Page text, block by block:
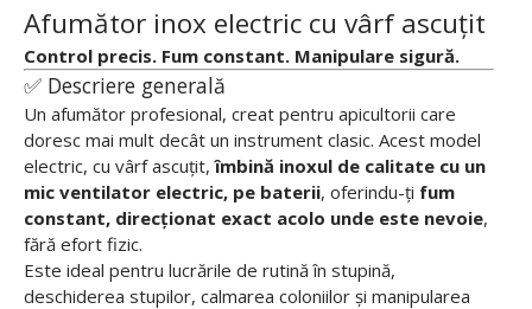
Afumător inox electric cu vârf ascuțit
Control precis. Fum constant. Manipulare sigură.
✅ Descriere generală
Un afumător profesional, creat pentru apicultorii care
doresc mai mult decât un instrument clasic. Acest model
electric, cu vârf ascuțit,îmbină inoxul de calitate cu un
mic ventilator electric, pe baterii, oferindu-ți fum
constant, direcționat exact acolo unde este nevoie,
fără efort fizic.
Este ideal pentru lucrările de rutină în stupină,
deschiderea stupilor, calmarea coloniilor și manipularea